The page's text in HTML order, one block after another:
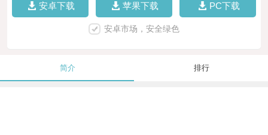
安卓下载 苹果下载 PC下载
安卓市场，安全绿色
简介 排行